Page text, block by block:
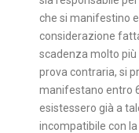
che si manifestino
considerazione
scadenza molto più
prova contraria, si
manifestano entro
esistessero già a
incompatibile con